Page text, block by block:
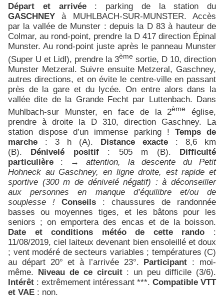
Départ et arrivée: parking de la station du
GASCHNEY à MUHLBACH-SUR-MUNSTER. Accès
par la vallée de Munster : depuis la D 83 à hauteur de
Colmar, au rond-point, prendre la D 417 direction Épinal
Munster. Au rond-point juste après le panneau Munster
(Super U et Lidl), prendre la 3ème sortie, D 10, direction
Munster Metzeral. Suivre ensuite Metzeral, Gaschney,
autres directions, et on évite le centre-ville en passant
près de la gare et du lycée. On entre alors dans la
vallée dite de la Grande Fecht par Luttenbach. Dans
Muhlbach-sur Munster, en face de la 2ème
église,
prendre à droite la D 310, direction Gaschney. La
station dispose d’un immense parking ! Temps de
marche : 3 h (A). Distance exacte : 8,6 km
(B). Dénivelé positif: 505 m (B). Difficulté
particulière : →attention, la descente du Petit
Hohneck au Gaschney, en ligne droite, est rapide et
sportive (300 m de dénivelé négatif) : à déconseiller
aux personnes en manque d’équilibre et/ou de
souplesse !
Conseils : chaussures de randonnée
basses ou moyennes tiges, et les bâtons pour les
seniors ; on emportera des encas et de la boisson.
Date et conditions météo de cette rando :
11/08/2019, ciel laiteux devenant bien ensoleillé et doux
; vent modéré de secteurs variables ; températures (C)
au départ 20° et à l’arrivée 23°. Participant : moi-
même. Niveau de ce circuit : un peu difficile (3/6).
Intérêt : extrêmement intéressant ***. Compatible VTT
et VAE : non.